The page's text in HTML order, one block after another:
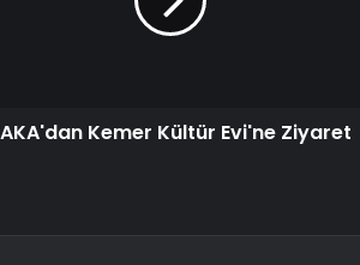
Kemer Kültür Evi'ne Ziyaret